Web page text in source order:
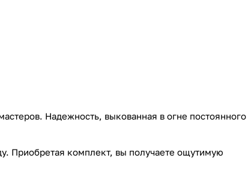
Надежность, выкованная в огне постоянного
Приобретая комплект, вы получаете ощутимую